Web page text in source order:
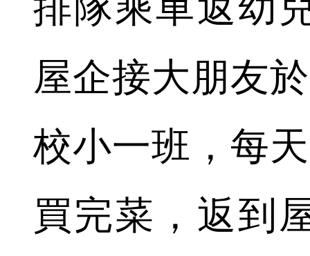
排隊乘車返幼
屋企接大朋友
校小一班，每
買完菜，返到